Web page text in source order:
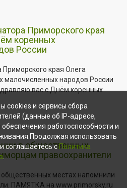
Приморского края
коренных
России
Приморского края Олега
народов России
вас с Днём коренных
в общественных
правоохранители
местах напомнили
ПАМЯТКА на www.primorsky.ru
cookies и сервисы сбора
(данные об IP-адресе,
работоспособности и
использовать
соглашаетесь сПолитика
.